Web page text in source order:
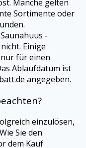
Manche gelten
Sortimente oder
-
Einige
für einen
Ablaufdatum ist
angegeben.
einzulösen,
Sie den
dem Kauf